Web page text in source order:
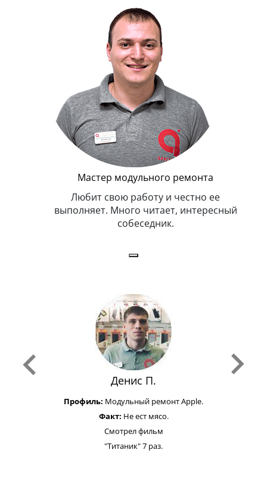
Мастер модульного ремонта
Любит свою работу и честно ее
выполняет. Много читает, интересный
собеседник.
Денис П.
Профиль: Модульный ремонт Apple.
Факт: Не ест мясо.
Смотрел фильм
"Титаник" 7 раз.